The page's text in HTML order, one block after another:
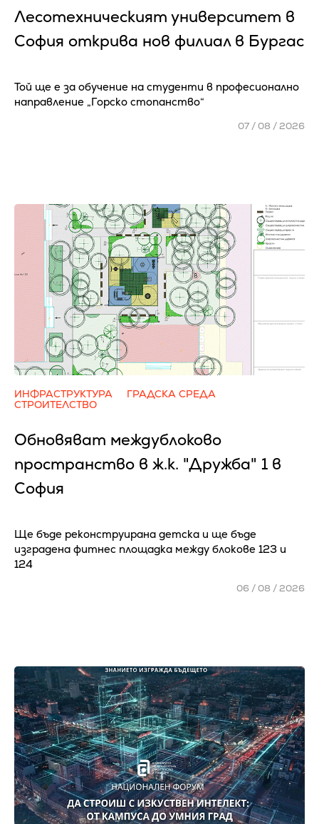
Лесотехническият университет в
София открива нов филиал в Бургас
Той ще е за обучение на студенти в професионално
направление „Горско стопанство“
07 / 08 / 2026
ИНФРАСТРУКТУРА
ГРАДСКА СРЕДА
СТРОИТЕЛСТВО
Обновяват междублоково
пространство в ж.к. "Дружба" 1 в
София
Ще бъде реконструирана детска и ще бъде
изградена фитнес площадка между блокове 123 и
124
06 / 08 / 2026